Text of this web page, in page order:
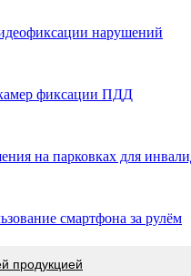
нарушений
камер фиксации ПДД
на парковках для
смартфона за рулём
продукцией